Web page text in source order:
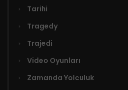
Tarihi
Tragedy
Trajedi
Video Oyunları
Zamanda Yolculuk